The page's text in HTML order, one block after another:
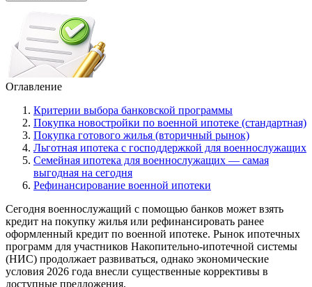
Оглавление
Критерии выбора банковской программы
Покупка новостройки по военной ипотеке (стандартная)
Покупка готового жилья (вторичный рынок)
Льготная ипотека с господдержкой для военнослужащих
Семейная ипотека для военнослужащих — самая
выгодная на сегодня
Рефинансирование военной ипотеки
Сегодня военнослужащий с помощью банков может взять
кредит на покупку жилья или рефинансировать ранее
оформленный кредит по военной ипотеке. Рынок ипотечных
программ для участников Накопительно-ипотечной системы
(НИС) продолжает развиваться, однако экономические
условия 2026 года внесли существенные коррективы в
доступные предложения.